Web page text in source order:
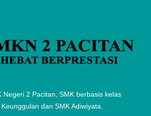
Negeri 2 Pacitan, SMK berbasis kelas
dan SMK Adiwiyata.